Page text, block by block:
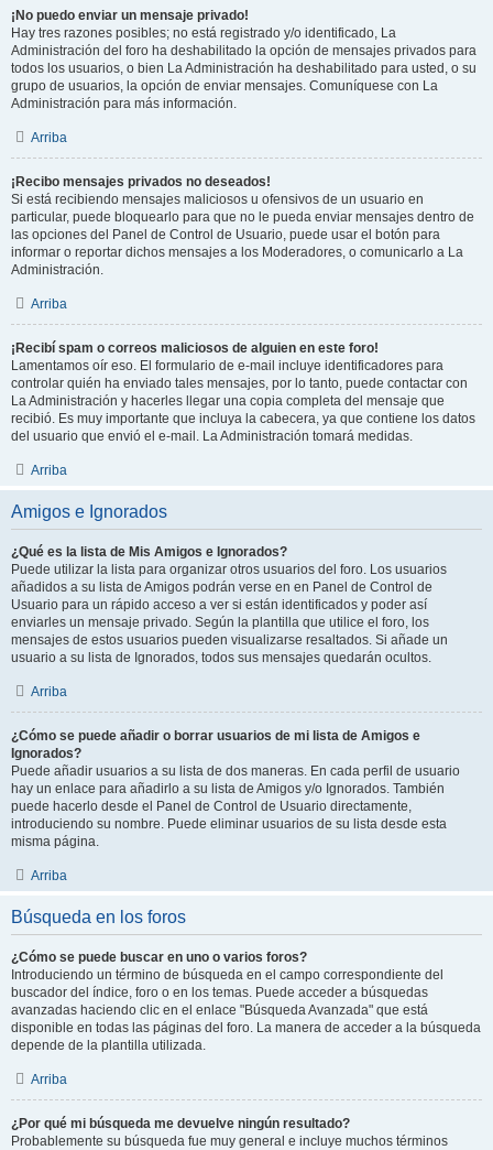
¡No puedo enviar un mensaje privado!
Hay tres razones posibles; no está registrado y/o identificado, La
Administración del foro ha deshabilitado la opción de mensajes privados para
todos los usuarios, o bien La Administración ha deshabilitado para usted, o su
grupo de usuarios, la opción de enviar mensajes. Comuníquese con La
Administración para más información.
Arriba
¡Recibo mensajes privados no deseados!
Si está recibiendo mensajes maliciosos u ofensivos de un usuario en
particular, puede bloquearlo para que no le pueda enviar mensajes dentro de
las opciones del Panel de Control de Usuario, puede usar el botón para
informar o reportar dichos mensajes a los Moderadores, o comunicarlo a La
Administración.
Arriba
¡Recibí spam o correos maliciosos de alguien en este foro!
Lamentamos oír eso. El formulario de e-mail incluye identificadores para
controlar quién ha enviado tales mensajes, por lo tanto, puede contactar con
La Administración y hacerles llegar una copia completa del mensaje que
recibió. Es muy importante que incluya la cabecera, ya que contiene los datos
del usuario que envió el e-mail. La Administración tomará medidas.
Arriba
Amigos e Ignorados
¿Qué es la lista de Mis Amigos e Ignorados?
Puede utilizar la lista para organizar otros usuarios del foro. Los usuarios
añadidos a su lista de Amigos podrán verse en en Panel de Control de
Usuario para un rápido acceso a ver si están identificados y poder así
enviarles un mensaje privado. Según la plantilla que utilice el foro, los
mensajes de estos usuarios pueden visualizarse resaltados. Si añade un
usuario a su lista de Ignorados, todos sus mensajes quedarán ocultos.
Arriba
¿Cómo se puede añadir o borrar usuarios de mi lista de Amigos e
Ignorados?
Puede añadir usuarios a su lista de dos maneras. En cada perfil de usuario
hay un enlace para añadirlo a su lista de Amigos y/o Ignorados. También
puede hacerlo desde el Panel de Control de Usuario directamente,
introduciendo su nombre. Puede eliminar usuarios de su lista desde esta
misma página.
Arriba
Búsqueda en los foros
¿Cómo se puede buscar en uno o varios foros?
Introduciendo un término de búsqueda en el campo correspondiente del
buscador del índice, foro o en los temas. Puede acceder a búsquedas
avanzadas haciendo clic en el enlace "Búsqueda Avanzada" que está
disponible en todas las páginas del foro. La manera de acceder a la búsqueda
depende de la plantilla utilizada.
Arriba
¿Por qué mi búsqueda me devuelve ningún resultado?
Probablemente su búsqueda fue muy general e incluye muchos términos